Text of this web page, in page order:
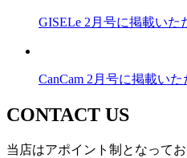
GISELe 2月号に掲載いた
CanCam 2月号に掲載い
CONTACT US
当店はアポイント制となってお